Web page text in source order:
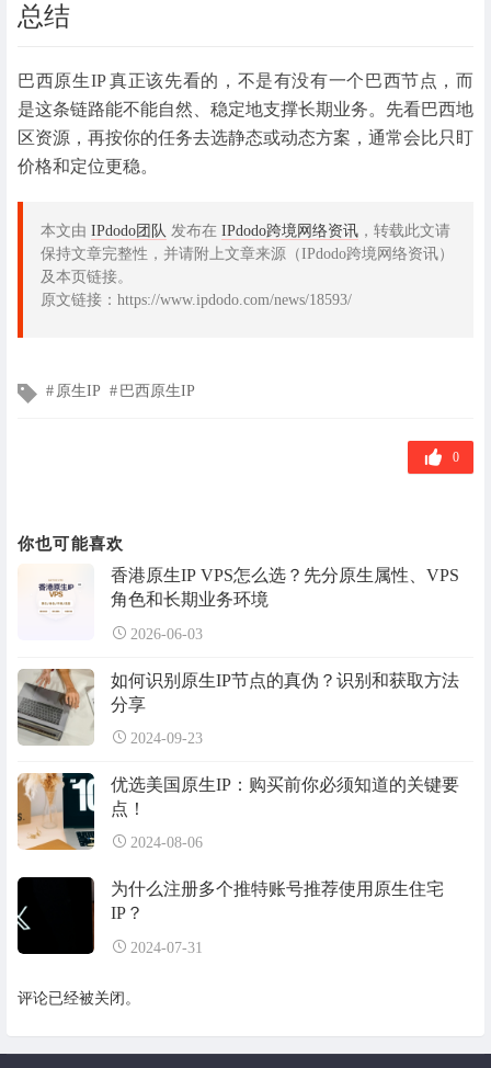
总结
巴西原生IP 真正该先看的，不是有没有一个巴西节点，而
是这条链路能不能自然、稳定地支撑长期业务。先看巴西地
区资源，再按你的任务去选静态或动态方案，通常会比只盯
价格和定位更稳。
本文由 IPdodo团队 发布在 IPdodo跨境网络资讯 ，转载此文请
保持文章完整性，并请附上文章来源（IPdodo跨境网络资讯）
及本页链接。
原文链接：https://www.ipdodo.com/news/18593/
文 原生IP 巴西原生IP
0
你也可能喜欢
香港原生IP VPS怎么选？先分原生属性、VPS
角色和长期业务环境
2026-06-03
如何识别原生IP节点的真伪？识别和获取方法
分享
2024-09-23
优选美国原生IP：购买前你必须知道的关键要
点！
2024-08-06
为什么注册多个推特账号推荐使用原生住宅
IP？
2024-07-31
评论已经被关闭。